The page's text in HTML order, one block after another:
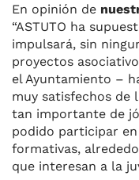
En opinión de
“ASTUTO ha
impulsará, sin
proyectos
el Ayuntamiento –
muy satisfechos de
tan importante de
podido participar en
formativas,
que interesan a la